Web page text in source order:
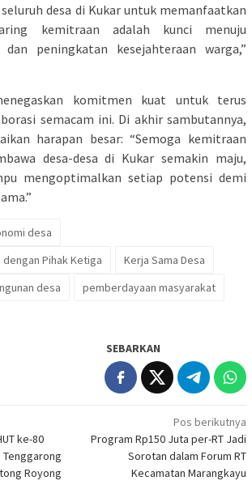
desa di Kukar untuk memanfaatkan
kemitraan adalah kunci menuju
dan peningkatan kesejahteraan warga,”
komitmen kuat untuk terus
semacam ini. Di akhir sambutannya,
harapan besar: “Semoga kemitraan
desa-desa di Kukar semakin maju,
mengoptimalkan setiap potensi demi
desa
Pihak Ketiga
Kerja Sama Desa
desa
pemberdayaan masyarakat
SEBARKAN
ke-80
Tenggarong
Royong
Pos berikutnya
Program Rp150 Juta per-RT Jadi
Sorotan dalam Forum RT
Kecamatan Marangkayu